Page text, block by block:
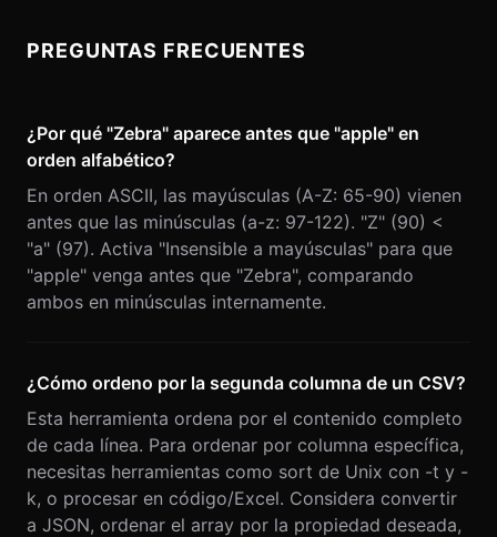
PREGUNTAS FRECUENTES
¿Por qué "Zebra" aparece antes que "apple" en
orden alfabético?
En orden ASCII, las mayúsculas (A-Z: 65-90) vienen
antes que las minúsculas (a-z: 97-122). "Z" (90) <
"a" (97). Activa "Insensible a mayúsculas" para que
"apple" venga antes que "Zebra", comparando
ambos en minúsculas internamente.
¿Cómo ordeno por la segunda columna de un CSV?
Esta herramienta ordena por el contenido completo
de cada línea. Para ordenar por columna específica,
necesitas herramientas como sort de Unix con -t y -
k, o procesar en código/Excel. Considera convertir
a JSON, ordenar el array por la propiedad deseada,